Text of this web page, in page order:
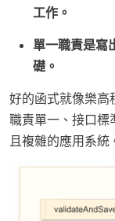
工作。
單一職責是寫
礎。
好的函式就像樂高
職責單一、接口標
且複雜的應用系統